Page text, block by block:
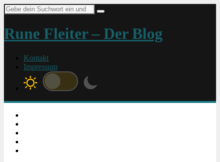
Suche
nach:
Rune Fleiter – Der Blog
Kontakt
Impressum